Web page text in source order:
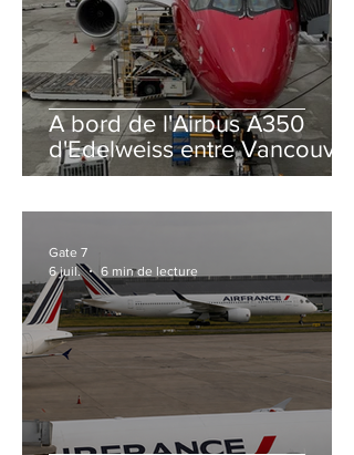
A bord de l'Airbus A350
d'Edelweiss entre Vancouver
et Zurich
Gate 7
6 juil.
6 min de lecture